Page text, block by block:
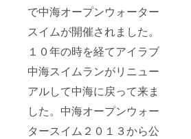
で中海オープンウォーター
スイムが開催されました。
１０年の時を経てアイラブ
中海スイムランがリニュー
アルして中海に戻って来ま
した。中海オープンウォー
タースイム２０１３から公